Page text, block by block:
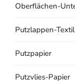
Oberflächen-
Putzlappen-Textil
Putzpapier
Putzvlies-Papier